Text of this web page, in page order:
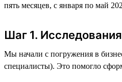
пять месяцев, с января по май
Шаг 1.
Мы начали с погружения в
специалисты). Это помогло